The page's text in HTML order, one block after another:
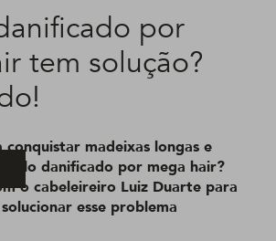
por
tem solução?
madeixas longas e
danificado por mega hair?
o cabeleireiro Luiz Duarte para
esse problema